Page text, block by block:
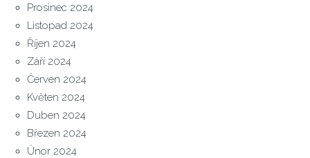
Prosinec 2024
Listopad 2024
Říjen 2024
Září 2024
Červen 2024
Květen 2024
Duben 2024
Březen 2024
Únor 2024